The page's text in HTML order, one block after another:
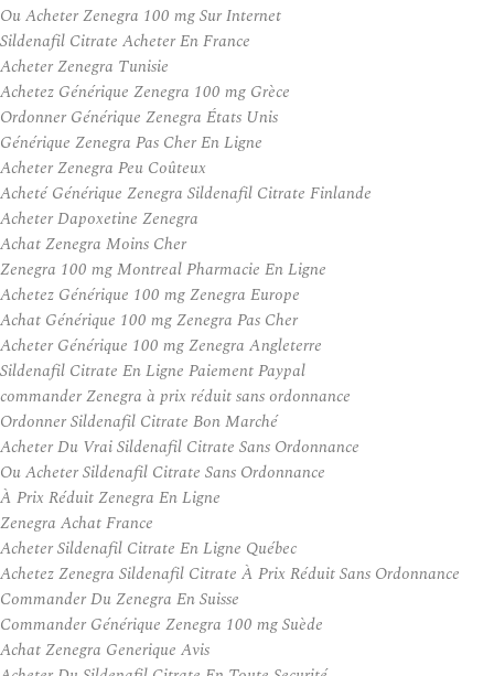
Ou Acheter Zenegra 100 mg Sur Internet
Sildenafil Citrate Acheter En France
Acheter Zenegra Tunisie
Achetez Générique Zenegra 100 mg Grèce
Ordonner Générique Zenegra États Unis
Générique Zenegra Pas Cher En Ligne
Acheter Zenegra Peu Coûteux
Acheté Générique Zenegra Sildenafil Citrate Finlande
Acheter Dapoxetine Zenegra
Achat Zenegra Moins Cher
Zenegra 100 mg Montreal Pharmacie En Ligne
Achetez Générique 100 mg Zenegra Europe
Achat Générique 100 mg Zenegra Pas Cher
Acheter Générique 100 mg Zenegra Angleterre
Sildenafil Citrate En Ligne Paiement Paypal
commander Zenegra à prix réduit sans ordonnance
Ordonner Sildenafil Citrate Bon Marché
Acheter Du Vrai Sildenafil Citrate Sans Ordonnance
Ou Acheter Sildenafil Citrate Sans Ordonnance
À Prix Réduit Zenegra En Ligne
Zenegra Achat France
Acheter Sildenafil Citrate En Ligne Québec
Achetez Zenegra Sildenafil Citrate À Prix Réduit Sans Ordonnance
Commander Du Zenegra En Suisse
Commander Générique Zenegra 100 mg Suède
Achat Zenegra Generique Avis